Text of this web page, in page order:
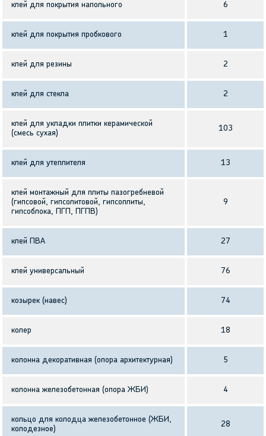
клей для покрытия напольного 6
клей для покрытия пробкового 1
клей для резины 2
клей для стекла 2
клей для укладки плитки керамической
(смесь сухая)
103
клей для утеплителя 13
клей монтажный для плиты пазогребневой
(гипсовой, гипсолитовой, гипсоплиты,
гипсоблока, ПГП, ПГПВ)
9
клей ПВА 27
клей универсальный 76
козырек (навес) 74
колер 18
колонна декоративная (опора архитектурная) 5
колонна железобетонная (опора ЖБИ) 4
кольцо для колодца железобетонное (ЖБИ,
колодезное)
28